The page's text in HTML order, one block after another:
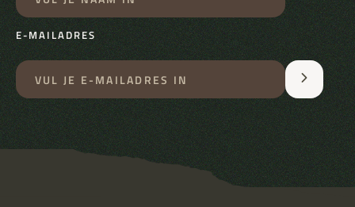
E-MAILADRES